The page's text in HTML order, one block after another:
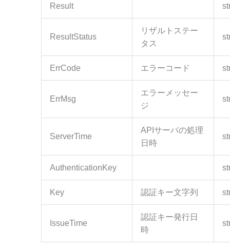
Result
ResultStatus
リザルトステー
タス
ErrCode エラーコード
ErrMsg
エラーメッセー
ジ
ServerTime
APIサーバの処理
日時
AuthenticationKey
Key 認証キー文字列
IssueTime
認証キー発行日
時